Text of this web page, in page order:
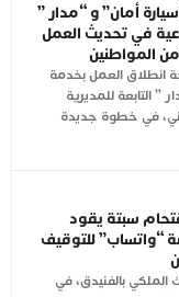
أمان” و “مدار ”
في تحديث العمل
المواطنين
العمل بخدمة
” التابعة للمديرية
في خطوة جديدة
سبتة يقود
للتوقيف
الملكي بالفنيدق، في